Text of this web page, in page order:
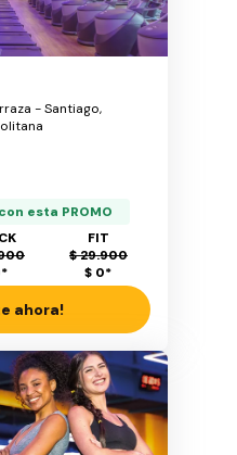
- Santiago,
esta PROMO
*
FIT
$ 29.900
$ 0*
ahora!